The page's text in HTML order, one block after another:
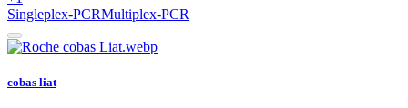
Singleplex-PCRMultiplex-PCR
cobas liat